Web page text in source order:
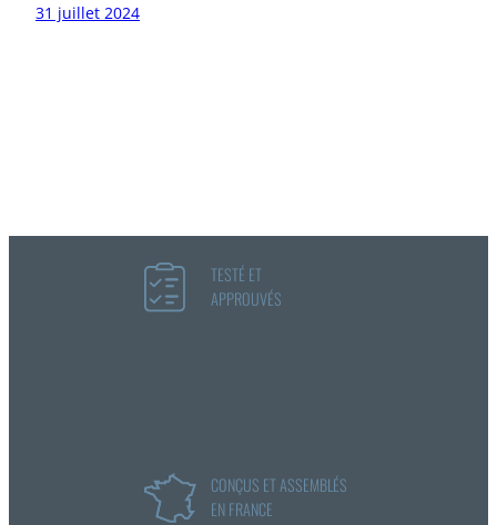
31 juillet 2024
TESTÉ ET
APPROUVÉS
CONÇUS ET ASSEMBLÉS
EN FRANCE